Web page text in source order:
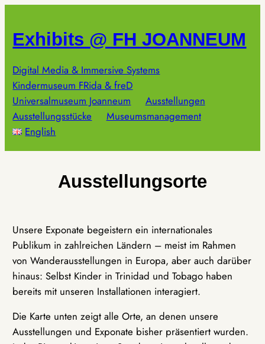
springen
Exhibits @ FH JOANNEUM
Digital Media & Immersive Systems
Kindermuseum FRida & freD
Universalmuseum Joanneum
Ausstellungen
Ausstellungsstücke
Museumsmanagement
English
Ausstellungsorte
Unsere Exponate begeistern ein internationales
Publikum in zahlreichen Ländern – meist im Rahmen
von Wanderausstellungen in Europa, aber auch darüber
hinaus: Selbst Kinder in Trinidad und Tobago haben
bereits mit unseren Installationen interagiert.
Die Karte unten zeigt alle Orte, an denen unsere
Ausstellungen und Exponate bisher präsentiert wurden.